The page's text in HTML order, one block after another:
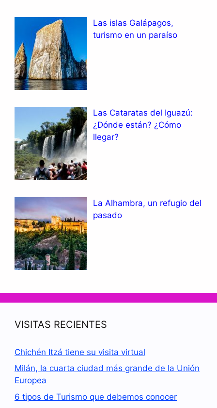
Las islas Galápagos,
turismo en un paraíso
Las Cataratas del Iguazú:
¿Dónde están? ¿Cómo
llegar?
La Alhambra, un refugio del
pasado
VISITAS RECIENTES
Chichén Itzá tiene su visita virtual
Milán, la cuarta ciudad más grande de la Unión
Europea
6 tipos de Turismo que debemos conocer